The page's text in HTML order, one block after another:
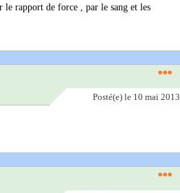
le rapport de force , par le sang et les
Posté(e) le 10 mai 2013